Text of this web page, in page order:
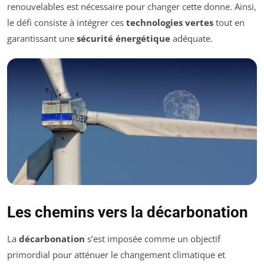
renouvelables est nécessaire pour changer cette donne. Ainsi,
le défi consiste à intégrer ces technologies vertes tout en
garantissant une sécurité énergétique adéquate.
Les chemins vers la décarbonation
La décarbonation s’est imposée comme un objectif
primordial pour atténuer le changement climatique et